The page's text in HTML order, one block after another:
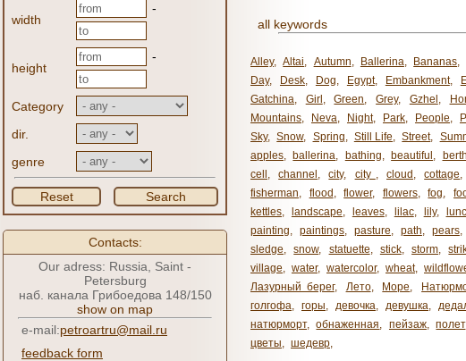
width
-
height
-
Category
dir.
genre
Reset Search
Contacts:
Our adress: Russia, Saint -
Petersburg
наб. канала Грибоедова 148/150
show on map
e-mail:petroartru@mail.ru
feedback form
all keywords
Alley, Altai, Autumn, Ballerina, Bananas,
Day, Desk, Dog, Egypt, Embankment,
Gatchina, Girl , Green, Grey, Gzhel ,
Mountains, Neva, Night, Park, People,
Sky, Snow, Spring, Still Life, Street,
apples, ballerina, bathing, beautiful , berth
cell , channel , city, city ​​ , cloud , cottage,
fisherman, flood , flower, flowers, fog,
kettles, landscape, leaves, lilac, lily,
painting, paintings, pasture, path, pears,
sledge, snow, statuette, stick, storm,
village, water, watercolor, wheat,
Лазурный берег, Лето, Море,
голгофа, горы, девочка, девушка,
натюрморт, обнаженная, пейзаж, полет
цветы, шедевр,